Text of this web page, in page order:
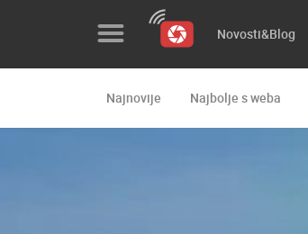
Novosti&Blog
Najnovije Najbolje s weba